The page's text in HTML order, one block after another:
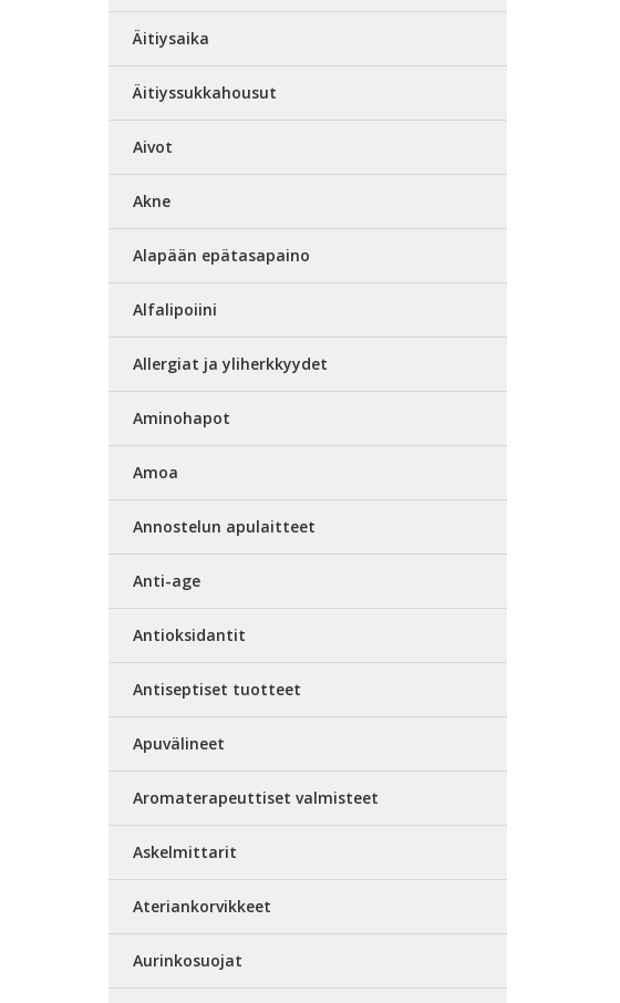
Äitiysaika
Äitiyssukkahousut
Aivot
Akne
Alapään epätasapaino
Alfalipoiini
Allergiat ja yliherkkyydet
Aminohapot
Amoa
Annostelun apulaitteet
Anti-age
Antioksidantit
Antiseptiset tuotteet
Apuvälineet
Aromaterapeuttiset valmisteet
Askelmittarit
Ateriankorvikkeet
Aurinkosuojat